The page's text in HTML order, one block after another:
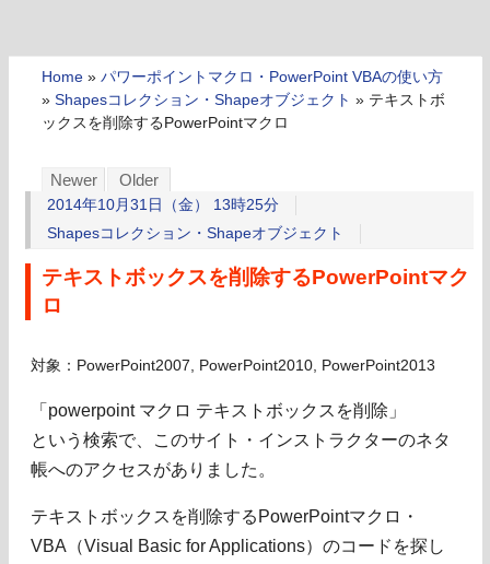
Home » パワーポイントマクロ・PowerPoint VBAの使い方
» Shapesコレクション・Shapeオブジェクト » テキストボ
ックスを削除するPowerPointマクロ
Newer Older
2014年10月31日（金） 13時25分
Shapesコレクション・Shapeオブジェクト
テキストボックスを削除するPowerPointマク
ロ
対象：PowerPoint2007, PowerPoint2010, PowerPoint2013
「powerpoint マクロ テキストボックスを削除」
という検索で、このサイト・インストラクターのネタ
帳へのアクセスがありました。
テキストボックスを削除するPowerPointマクロ・
VBA（Visual Basic for Applications）のコードを探し